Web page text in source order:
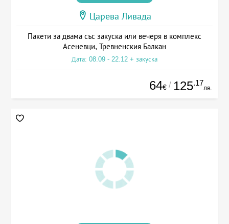
Царева Ливада
Пакети за двама със закуска или вечеря в комплекс
Асеневци, Тревненския Балкан
Дата: 08.09 - 22.12 + закуска
64€ / 125.17
лв.